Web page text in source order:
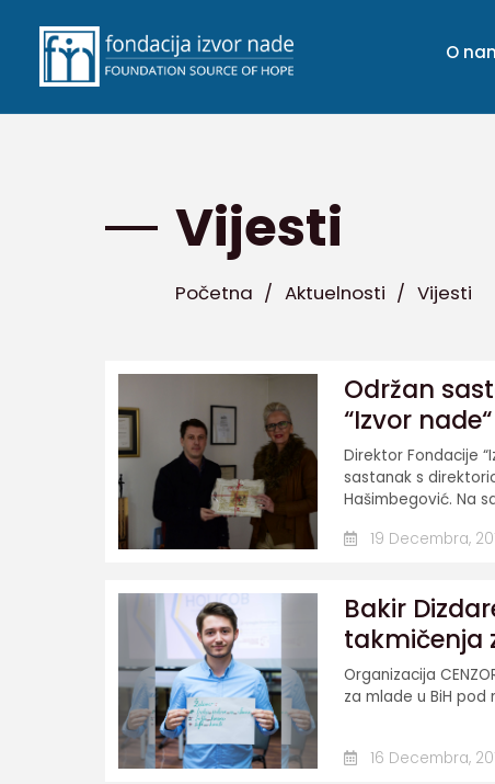
O
Vijesti
Početna / Aktuelnosti / Vijesti
Održan
“Izvor
Direktor Fondacije
sastanak s
Hašimbegović. Na
19 Decembra,
Bakir
takmičenja
Organizacija
za mlade u BiH pod
16 Decembra,